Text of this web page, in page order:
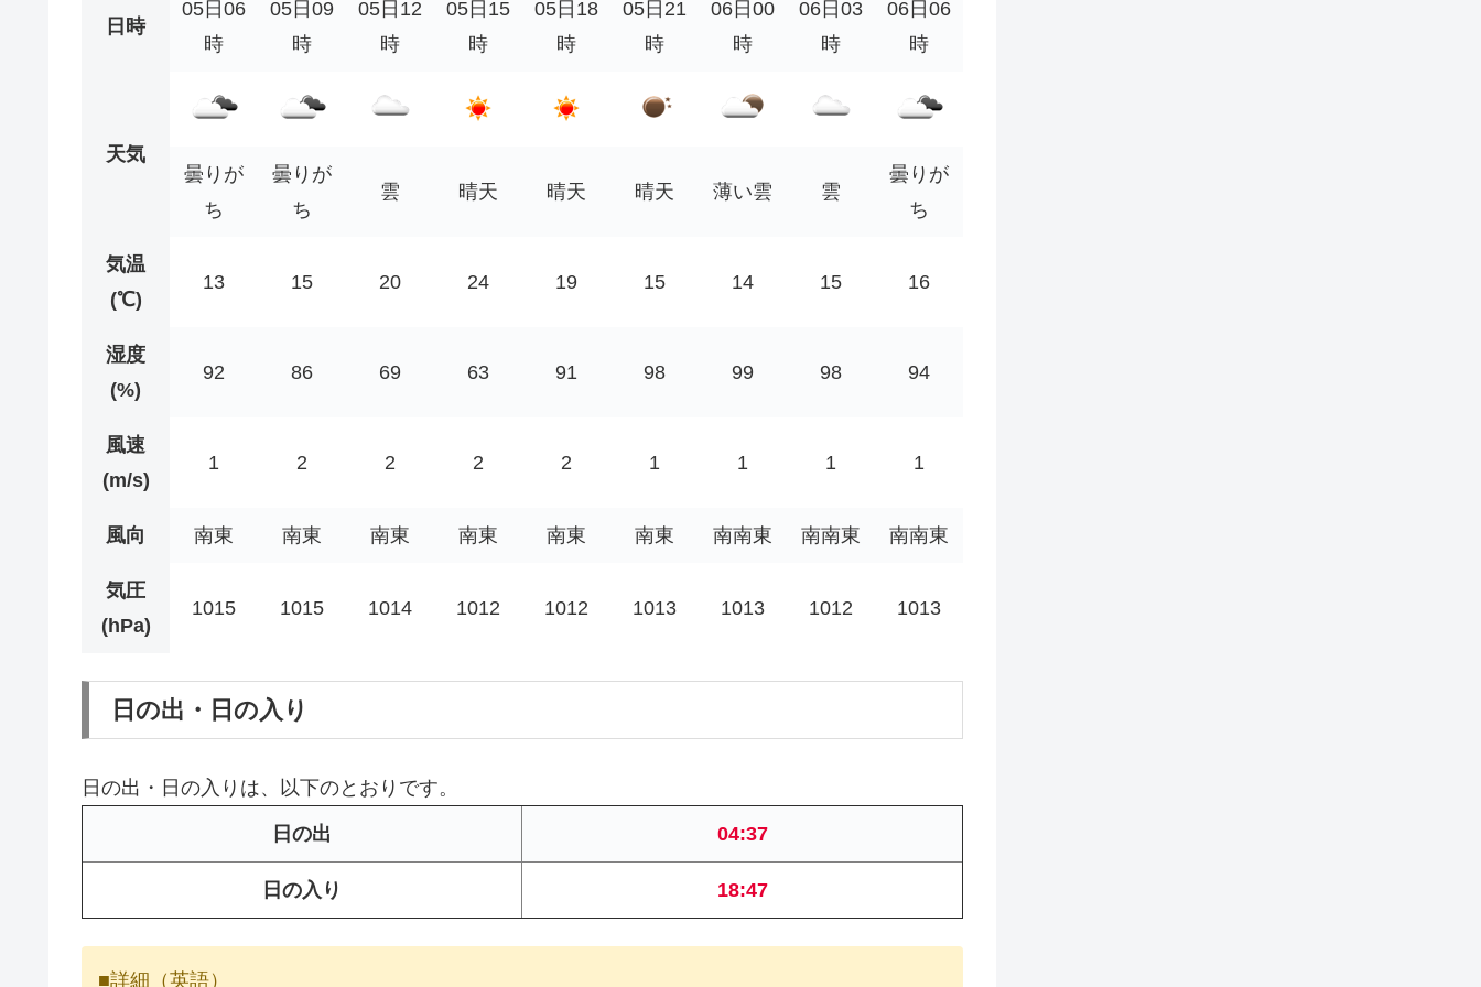
日時
05日06
時
05日09
時
05日12
時
05日15
時
05日18
時
05日21
時
06日00
時
06日03
時
06日06
時
天気
曇りが
ち
曇りが
ち
雲 晴天 晴天 晴天 薄い雲 雲
曇りが
ち
気温
(℃)
13 15 20 24 19 15 14 15 16
湿度
(%)
92 86 69 63 91 98 99 98 94
風速
(m/s)
1 2 2 2 2 1 1 1 1
風向 南東 南東 南東 南東 南東 南東 南南東 南南東 南南東
気圧
(hPa)
1015 1015 1014 1012 1012 1013 1013 1012 1013
日の出・日の入り
日の出・日の入りは、以下のとおりです。
日の出 04:37
日の入り 18:47
■詳細（英語）